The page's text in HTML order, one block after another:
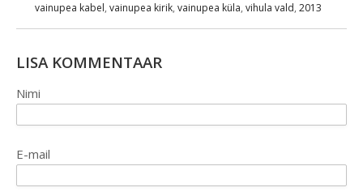
vainupea kabel, vainupea kirik, vainupea küla, vihula vald, 2013
LISA KOMMENTAAR
Nimi
E-mail